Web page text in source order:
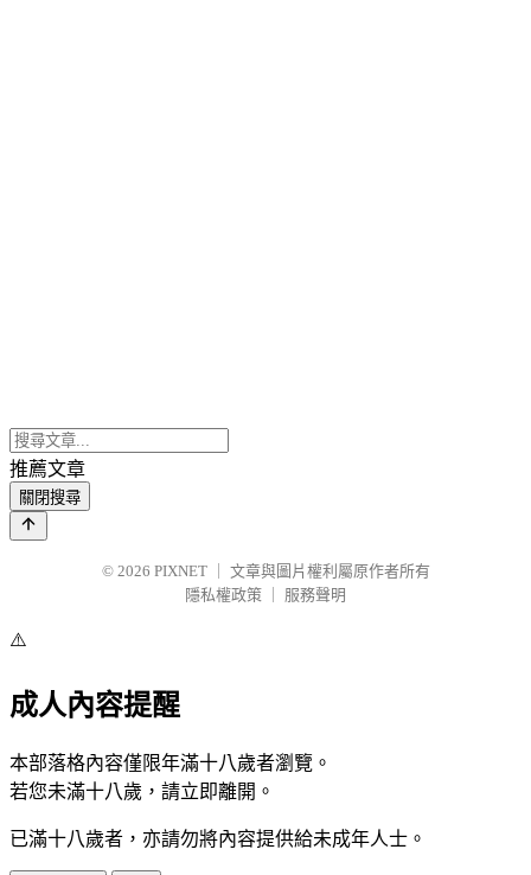
推薦文章
關閉搜尋
© 2026 PIXNET
文章與圖片權利屬原作者所有
隱私權政策
服務聲明
⚠️
成人內容提醒
本部落格內容僅限年滿十八歲者瀏覽。
若您未滿十八歲，請立即離開。
已滿十八歲者，亦請勿將內容提供給未成年人士。